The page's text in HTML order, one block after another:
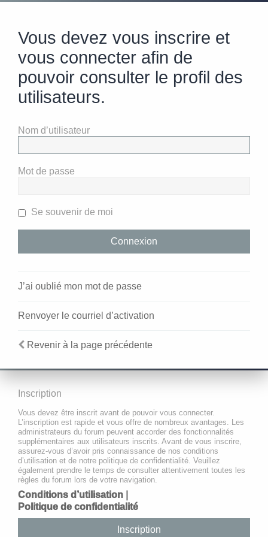
Vous devez vous inscrire et
vous connecter afin de
pouvoir consulter le profil des
utilisateurs.
Nom d’utilisateur
Mot de passe
Se souvenir de moi
J’ai oublié mon mot de passe
Renvoyer le courriel d’activation
Revenir à la page précédente
Inscription
Vous devez être inscrit avant de pouvoir vous connecter.
L’inscription est rapide et vous offre de nombreux avantages. Les
administrateurs du forum peuvent accorder des fonctionnalités
supplémentaires aux utilisateurs inscrits. Avant de vous inscrire,
assurez-vous d’avoir pris connaissance de nos conditions
d’utilisation et de notre politique de confidentialité. Veuillez
également prendre le temps de consulter attentivement toutes les
règles du forum lors de votre navigation.
Conditions d’utilisation
Politique de confidentialité
Inscription